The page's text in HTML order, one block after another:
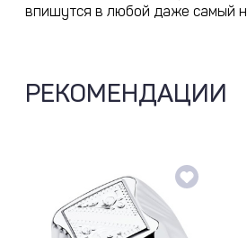
впишутся в любой даже самый
РЕКОМЕНДАЦИИ